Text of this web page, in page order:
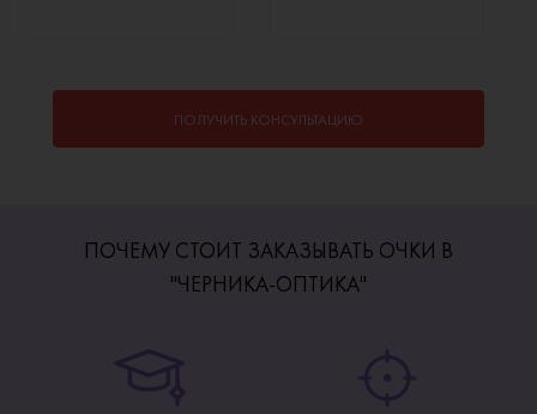
ПОЛУЧИТЬ КОНСУЛЬТАЦИЮ
ПОЧЕМУ СТОИТ ЗАКАЗЫВАТЬ ОЧКИ В
"ЧЕРНИКА-ОПТИКА"